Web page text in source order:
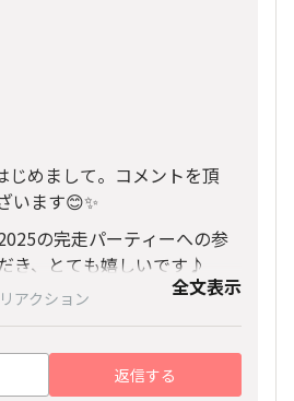
じめまして。コメントを頂
います😊✨
の完走パーティーへの参
き、とても嬉しいです♪
、ご主人とお二人での参加希
のメッセージで承りました！
一緒に参加する、私の妻もゆ
アクション 全文表示
返信する